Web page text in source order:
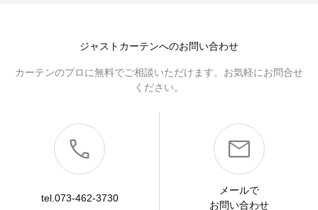
ジャストカーテンへのお問い合わせ
カーテンのプロに無料でご相談いただけます。お気軽にお問合せ
ください。
tel.073-462-3730
メールで
お問い合わせ